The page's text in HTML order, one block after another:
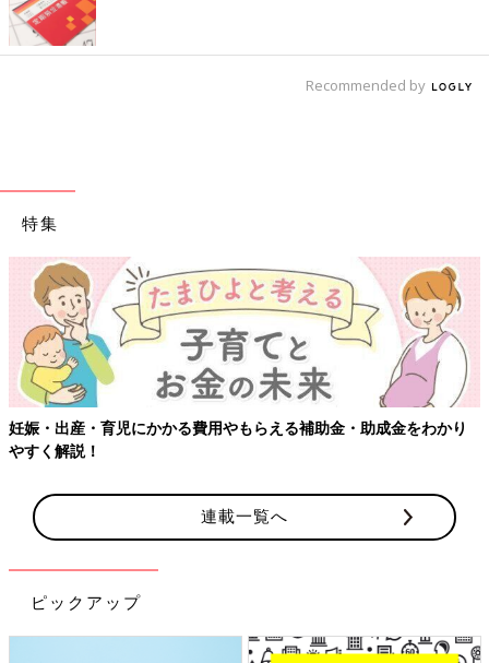
Recommended by
特集
妊娠・出産・育児にかかる費用やもらえる補助金・助成金をわかり
やすく解説！
連載一覧へ
ピックアップ